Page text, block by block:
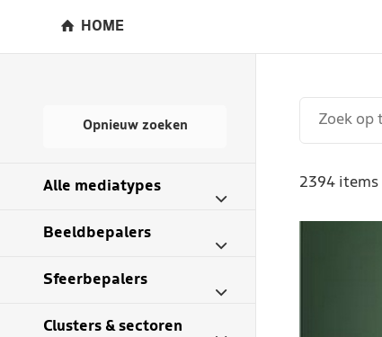
HOME
Opnieuw zoeken
Alle mediatypes
Beeldbepalers
Sfeerbepalers
Clusters & sectoren
2394 items